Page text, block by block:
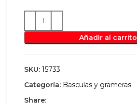
Añadir al carrito
SKU: 15733
Categoría: Basculas y grameras
Share: